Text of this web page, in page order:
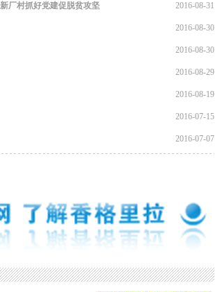
厂村抓好党建促脱贫攻坚 2016-08-31
2016-08-30
2016-08-30
2016-08-29
2016-08-19
2016-07-15
2016-07-07